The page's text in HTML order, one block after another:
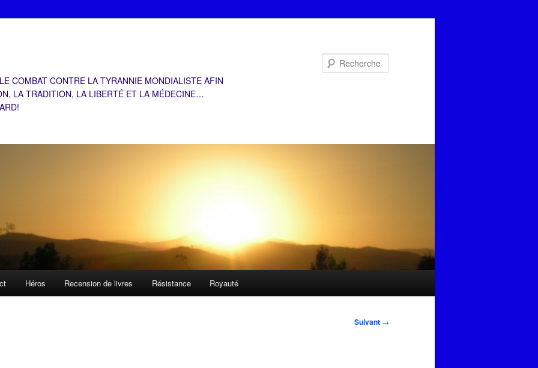
COMBAT CONTRE LA TYRANNIE MONDIALISTE AFIN
LA TRADITION, LA LIBERTÉ ET LA MÉDECINE…
Héros Recension de livres Résistance Royauté
Suivant →